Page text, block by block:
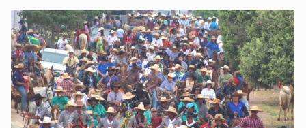
Pedro Geovar (PP) e a vice-prefeita Magna dos Anjos
(NOVO)